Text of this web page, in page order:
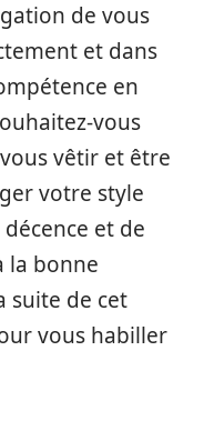
de vous
et dans
en
vous
vêtir et être
votre style
et de
la bonne
suite de cet
vous habiller